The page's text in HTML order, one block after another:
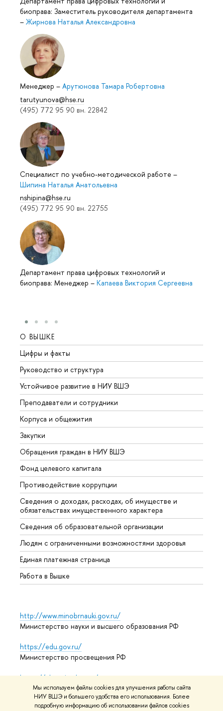
Мы используем файлы cookies для улучшения работы сайта
НИУ ВШЭ и большего удобства его использования. Более
подробную информацию об использовании файлов cookies
биоправа: Заместитель руководителя департамента
– Жирнова Наталья Александровна
Менеджер – Арутюнова Тамара Робертовна
tarutyunova@hse.ru
(495) 772 95 90 вн. 22842
Специалист по учебно-методической работе –
Шипина Наталья Анатольевна
nshipina@hse.ru
(495) 772 95 90 вн. 22755
Департамент права цифровых технологий и
биоправа: Менеджер – Капаева Виктория Сергеевна
О ВЫШКЕ
Цифры и факты
Руководство и структура
Устойчивое развитие в НИУ ВШЭ
Преподаватели и сотрудники
Корпуса и общежития
Закупки
Обращения граждан в НИУ ВШЭ
Фонд целевого капитала
Противодействие коррупции
Сведения о доходах, расходах, об имуществе и
обязательствах имущественного характера
Сведения об образовательной организации
Людям с ограниченными возможностями здоровья
Единая платежная страница
Работа в Вышке
http://www.minobrnauki.gov.ru/
Министерство науки и высшего образования РФ
https://edu.gov.ru/
Министерство просвещения РФ
https://elearning.hse.ru/mooc
Массовые открытые онлайн-курсы